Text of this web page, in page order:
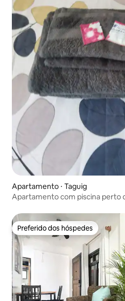
Apartamento ⋅ Taguig
Apartamento com piscina perto
Preferido dos hóspedes
Preferido dos hóspedes